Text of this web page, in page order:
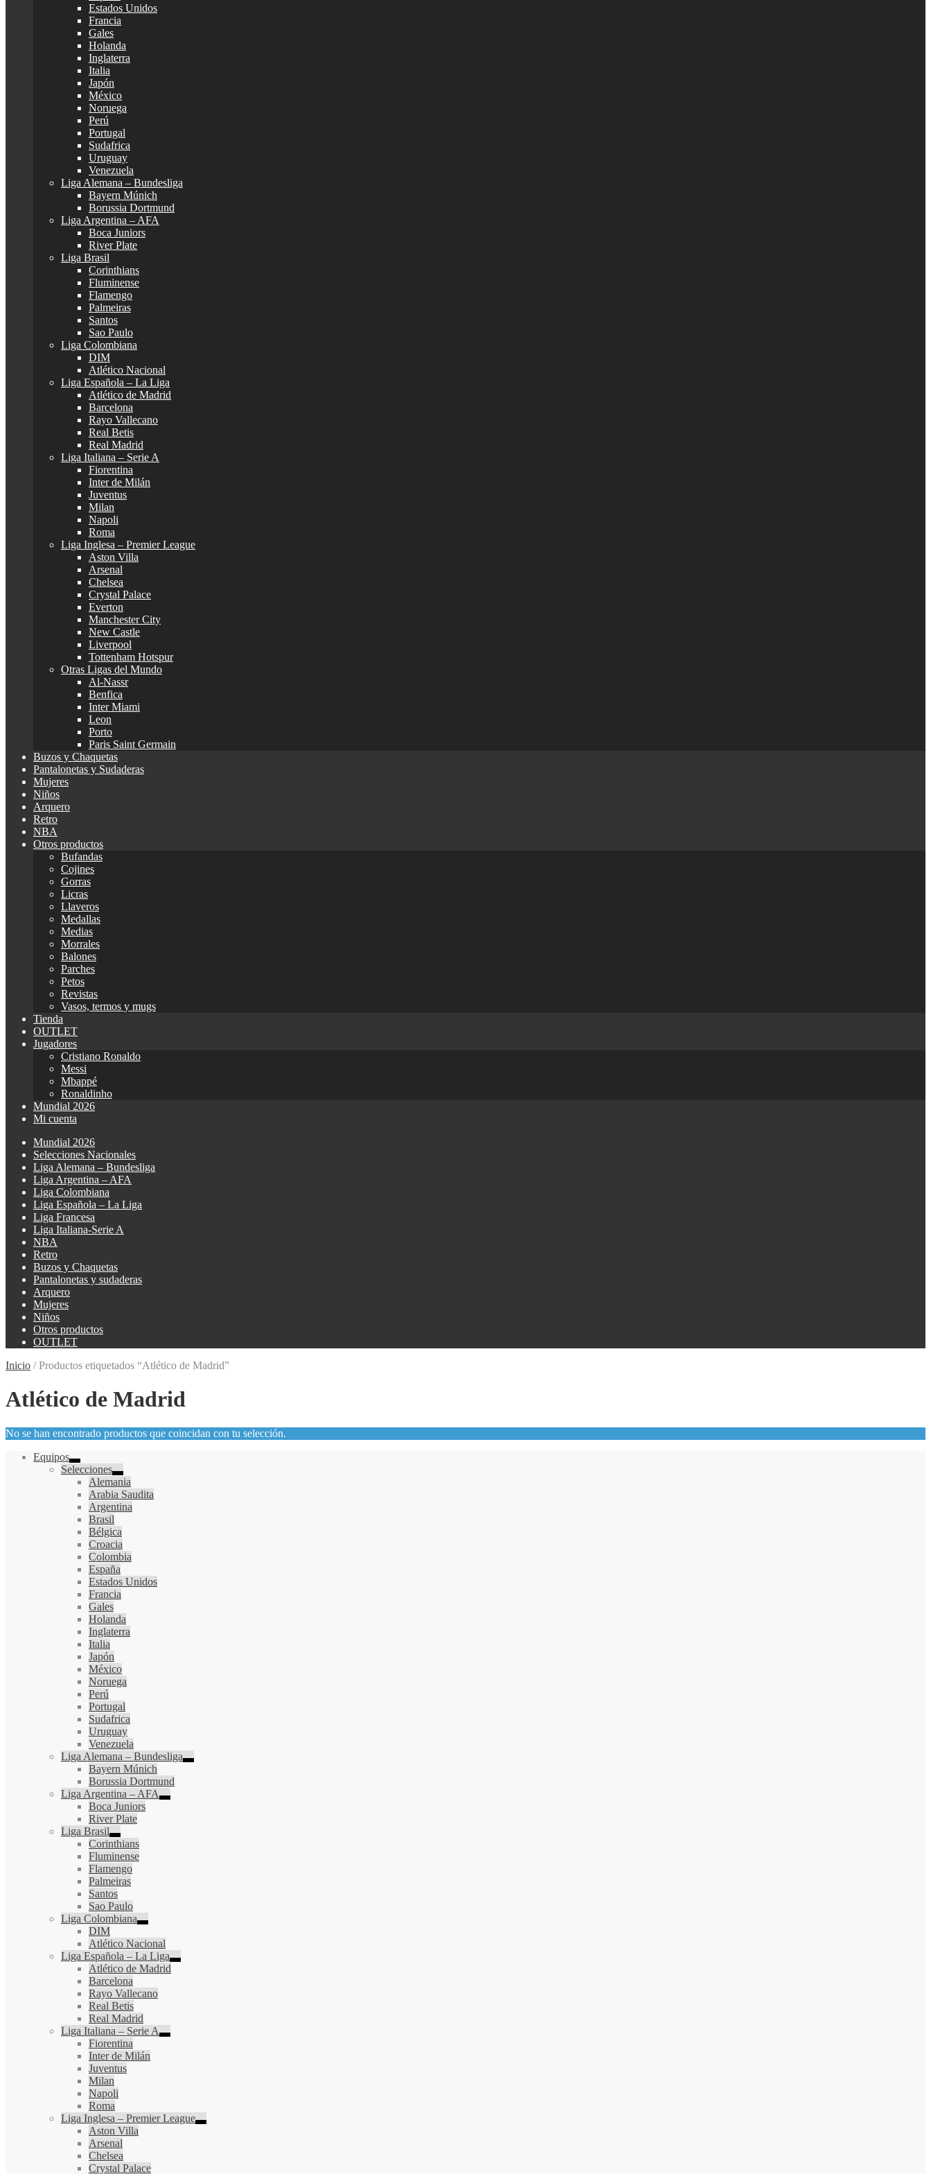
Estados Unidos
Francia
Gales
Holanda
Inglaterra
Italia
Japón
México
Noruega
Perú
Portugal
Sudafrica
Uruguay
Venezuela
Liga Alemana – Bundesliga
Bayern Múnich
Borussia Dortmund
Liga Argentina – AFA
Boca Juniors
River Plate
Liga Brasil
Corinthians
Fluminense
Flamengo
Palmeiras
Santos
Sao Paulo
Liga Colombiana
DIM
Atlético Nacional
Liga Española – La Liga
Atlético de Madrid
Barcelona
Rayo Vallecano
Real Betis
Real Madrid
Liga Italiana – Serie A
Fiorentina
Inter de Milán
Juventus
Milan
Napoli
Roma
Liga Inglesa – Premier League
Aston Villa
Arsenal
Chelsea
Crystal Palace
Everton
Manchester City
New Castle
Liverpool
Tottenham Hotspur
Otras Ligas del Mundo
Al-Nassr
Benfica
Inter Miami
Leon
Porto
Paris Saint Germain
Buzos y Chaquetas
Pantalonetas y Sudaderas
Mujeres
Niños
Arquero
Retro
NBA
Otros productos
Bufandas
Cojines
Gorras
Licras
Llaveros
Medallas
Medias
Morrales
Balones
Parches
Petos
Revistas
Vasos, termos y mugs
Tienda
OUTLET
Jugadores
Cristiano Ronaldo
Messi
Mbappé
Ronaldinho
Mundial 2026
Mi cuenta
Mundial 2026
Selecciones Nacionales
Liga Alemana – Bundesliga
Liga Argentina – AFA
Liga Colombiana
Liga Española – La Liga
Liga Francesa
Liga Italiana-Serie A
NBA
Retro
Buzos y Chaquetas
Pantalonetas y sudaderas
Arquero
Mujeres
Niños
Otros productos
OUTLET
Inicio /Productos etiquetados “Atlético de Madrid”
Atlético de Madrid
No se han encontrado productos que coincidan con tu selección.
Equipos
Selecciones
Alemania
Arabia Saudita
Argentina
Brasil
Bélgica
Croacia
Colombia
España
Estados Unidos
Francia
Gales
Holanda
Inglaterra
Italia
Japón
México
Noruega
Perú
Portugal
Sudafrica
Uruguay
Venezuela
Liga Alemana – Bundesliga
Bayern Múnich
Borussia Dortmund
Liga Argentina – AFA
Boca Juniors
River Plate
Liga Brasil
Corinthians
Fluminense
Flamengo
Palmeiras
Santos
Sao Paulo
Liga Colombiana
DIM
Atlético Nacional
Liga Española – La Liga
Atlético de Madrid
Barcelona
Rayo Vallecano
Real Betis
Real Madrid
Liga Italiana – Serie A
Fiorentina
Inter de Milán
Juventus
Milan
Napoli
Roma
Liga Inglesa – Premier League
Aston Villa
Arsenal
Chelsea
Crystal Palace